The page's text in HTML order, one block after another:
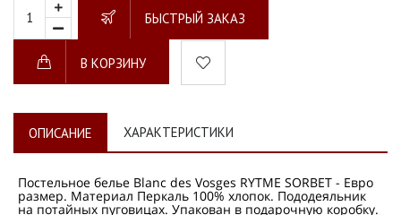
БЫСТРЫЙ ЗАКАЗ
В КОРЗИНУ
ОПИСАНИЕ ХАРАКТЕРИСТИКИ
Постельное белье Blanc des Vosges RYTME SORBET - Евро
размер. Материал Перкаль 100% хлопок. Пододеяльник
на потайных пуговицах. Упакован в подарочную коробку.